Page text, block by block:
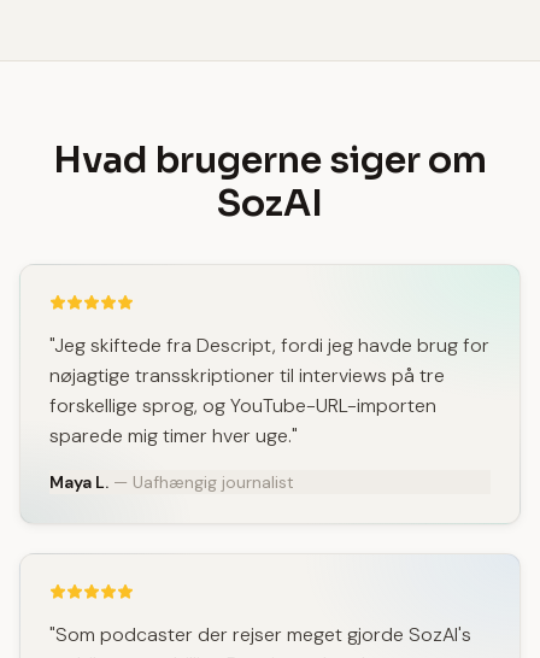
Hvad brugerne siger om
SozAI
"Jeg skiftede fra Descript, fordi jeg havde brug for
nøjagtige transskriptioner til interviews på tre
forskellige sprog, og YouTube-URL-importen
sparede mig timer hver uge."
Maya L. — Uafhængig journalist
"Som podcaster der rejser meget gjorde SozAI's